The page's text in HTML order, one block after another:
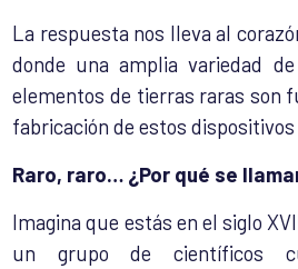
La respuesta nos lleva al
donde una amplia variedad
elementos de tierras raras son
fabricación de estos
Raro, raro… ¿Por qué se
Imagina que estás en el siglo
un grupo de científicos